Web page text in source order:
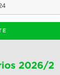
2026/2